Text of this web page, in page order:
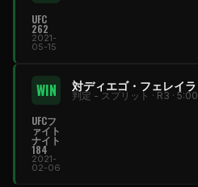
UFC
262
2021-
05-15
WIN 対ディエゴ・フェレイラ
判定 - スプリット · R3 · 5:00
UFCフ
ァイト
ナイト
184
2021-
02-06